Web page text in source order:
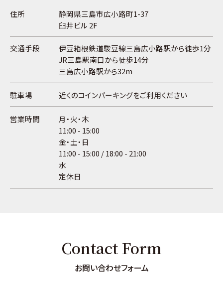
住所
静岡県三島市広小路町1-37
臼井ビル 2F
交通手段
伊豆箱根鉄道駿豆線三島広小路駅から徒歩1分
JR三島駅南口から徒歩14分
三島広小路駅から32m
駐車場 近くのコインパーキングをご利用ください
営業時間
月・火・木
11:00 - 15:00
金・土・日
11:00 - 15:00 / 18:00 - 21:00
水
定休日
Contact Form
お問い合わせフォーム